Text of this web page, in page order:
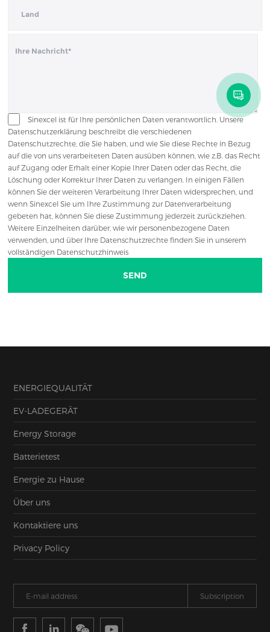
Sinexcel ist für Ihre persönlichen Daten verantwortlich. Unsere
Datenschutzerklärung beschreibt die verschiedenen
Datenschutzrechte, die Sie haben, und wie Sie diese Rechte in Bezug
auf die von uns verarbeiteten Daten ausüben können, wie z.B. das Recht
auf Zugang oder Erhalt einer Kopie Ihrer Daten oder das Recht, die
Löschung oder Korrektur Ihrer Daten zu verlangen. In einigen Fällen
können Sie der weiteren Verarbeitung Ihrer Daten widersprechen, und
wenn Sinexcel Sie um Ihre Zustimmung zur Datenverarbeitung
gebeten hat, können Sie diese Zustimmung jederzeit zurückziehen.
Weitere Einzelheiten darüber, wie wir personenbezogene Daten
verwenden, und über Ihre Datenschutzrechte finden Sie in unserem
vollständigen Datenschutzhinweis
ENERGIEQUALITÄT
EV-LADEGERÄT
Energy Storage
Batterietest
Energie zu Hause
Über uns
Kontaktiere uns
Privacy Policy